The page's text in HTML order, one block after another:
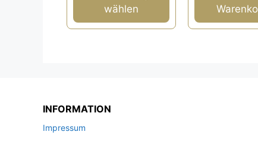
wählen
werden
INFORMATION
Impressum